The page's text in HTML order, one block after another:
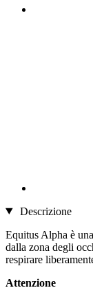
Descrizione
Equitus Alpha è
dalla zona degli
respirare
Attenzione